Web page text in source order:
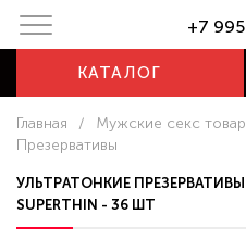
+7
КАТАЛОГ
Главная / Мужские секс
Презервативы
УЛЬТРАТОНКИЕ ПРЕЗЕРВАТИВЫ
SUPERTHIN - 36 ШТ